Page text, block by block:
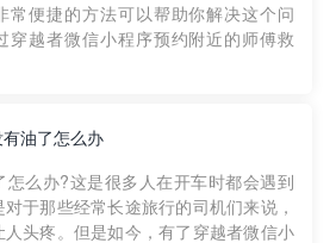
常便捷的方法可以帮助你解决这个问
穿越者微信小程序预约附近的师傅救
油了怎么办
怎么办?这是很多人在开车时都会遇到
于那些经常长途旅行的司机们来说，
头疼。但是如今，有了穿越者微信小